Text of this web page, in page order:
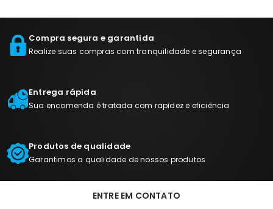
Compra segura e garantida
Realize suas compras com tranquilidade e segurança
Entrega rápida
Sua encomenda é tratada com rapidez e eficiência
Produtos de qualidade
Garantimos a qualidade de nossos produtos
ENTRE EM CONTATO